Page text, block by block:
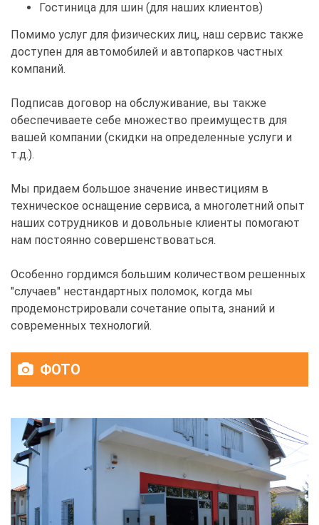
Гостиница для шин (для наших клиентов)
Помимо услуг для физических лиц, наш сервис также
доступен для автомобилей и автопарков частных
компаний.
Подписав договор на обслуживание, вы также
обеспечиваете себе множество преимуществ для
вашей компании (скидки на определенные услуги и
т.д.).
Мы придаем большое значение инвестициям в
техническое оснащение сервиса, а многолетний опыт
наших сотрудников и довольные клиенты помогают
нам постоянно совершенствоваться.
Особенно гордимся большим количеством решенных
"случаев" нестандартных поломок, когда мы
продемонстрировали сочетание опыта, знаний и
современных технологий.
ФОТО